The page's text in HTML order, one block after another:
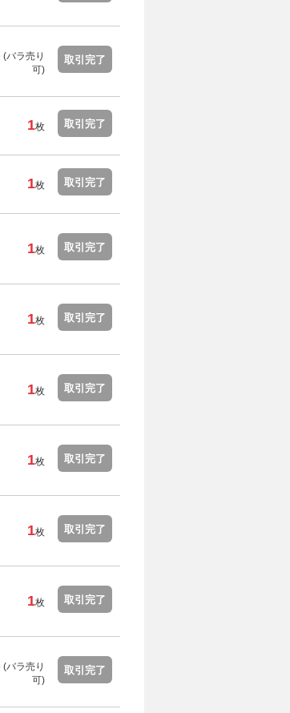
(バラ売り
可)
取引完了
1枚 取引完了
1枚 取引完了
1枚 取引完了
1枚 取引完了
1枚 取引完了
1枚 取引完了
1枚 取引完了
1枚 取引完了
(バラ売り
可)
取引完了